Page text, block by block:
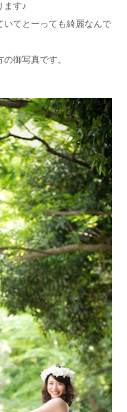
ます♪
いてとーっても綺麗なんで
御写真です。